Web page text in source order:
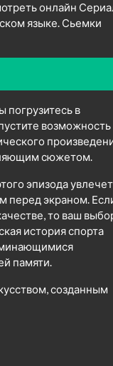
онлайн
языке. Сьемки
погрузитесь в
возможность
сюжетом.
эпизода
перед экраном.
то ваш
история спорта
памяти.
созданным